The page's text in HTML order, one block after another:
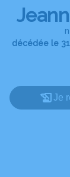
décédée le
Je